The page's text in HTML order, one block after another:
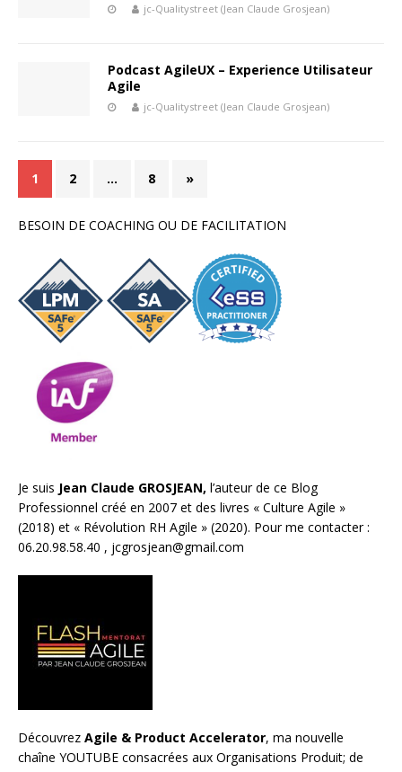
jc-Qualitystreet (Jean Claude Grosjean)
Podcast AgileUX – Experience Utilisateur
Agile
jc-Qualitystreet (Jean Claude Grosjean)
1 2 … 8 »
BESOIN DE COACHING OU DE FACILITATION
Je suis Jean Claude GROSJEAN, l’auteur de ce Blog
Professionnel créé en 2007 et des livres « Culture Agile »
(2018) et « Révolution RH Agile » (2020). Pour me contacter :
06.20.98.58.40 , jcgrosjean@gmail.com
Découvrez Agile & Product Accelerator, ma nouvelle
chaîne YOUTUBE consacrées aux Organisations Produit; de